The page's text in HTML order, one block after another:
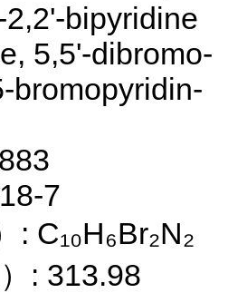
bipyridine
5,5'-dibromo-
bromopyridin-
7
C₁₀H₆Br₂N₂
: 313.98